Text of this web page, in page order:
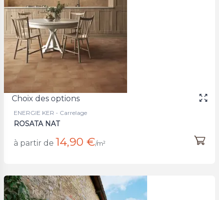
Choix des options
ENERGIE KER - Carrelage
ROSATA NAT
à partir de 14,90 €/m²